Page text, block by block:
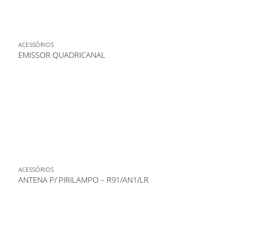
ACESSÓRIOS
EMISSOR QUADRICANAL
ACESSÓRIOS
ANTENA P/ PIRILAMPO – R91/AN1/LR